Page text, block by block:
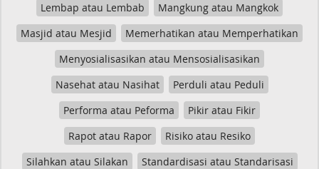
Lembap atau Lembab
Mangkung atau Mangkok
Masjid atau Mesjid
Memerhatikan atau Memperhatikan
Menyosialisasikan atau Mensosialisasikan
Nasehat atau Nasihat
Perduli atau Peduli
Performa atau Peforma
Pikir atau Fikir
Rapot atau Rapor
Risiko atau Resiko
Silahkan atau Silakan
Standardisasi atau Standarisasi